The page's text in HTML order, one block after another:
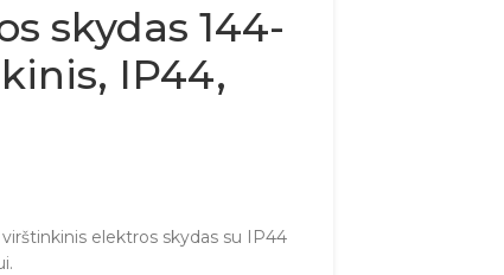
skydas 144-
IP44,
elektros skydas su IP44